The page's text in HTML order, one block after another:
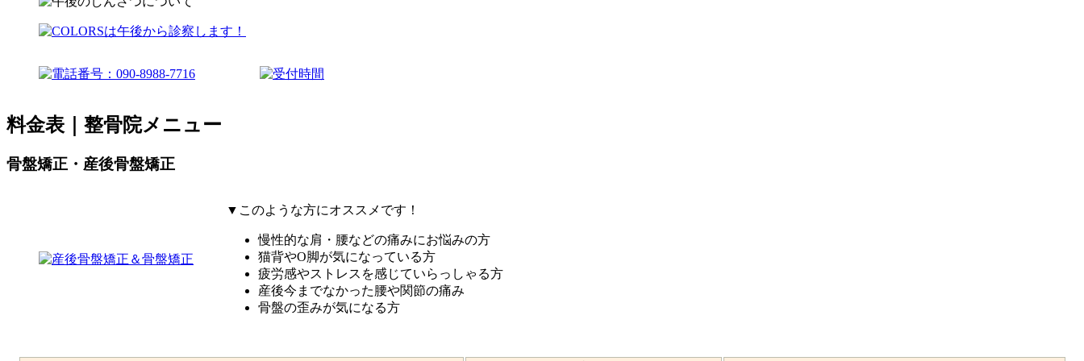
料金表｜整骨院メニュー
骨盤矯正・産後骨盤矯正
▼このような方にオススメです！
慢性的な肩・腰などの痛みにお悩みの方
猫背やO脚が気になっている方
疲労感やストレスを感じていらっしゃる方
産後今までなかった腰や関節の痛み
骨盤の歪みが気になる方